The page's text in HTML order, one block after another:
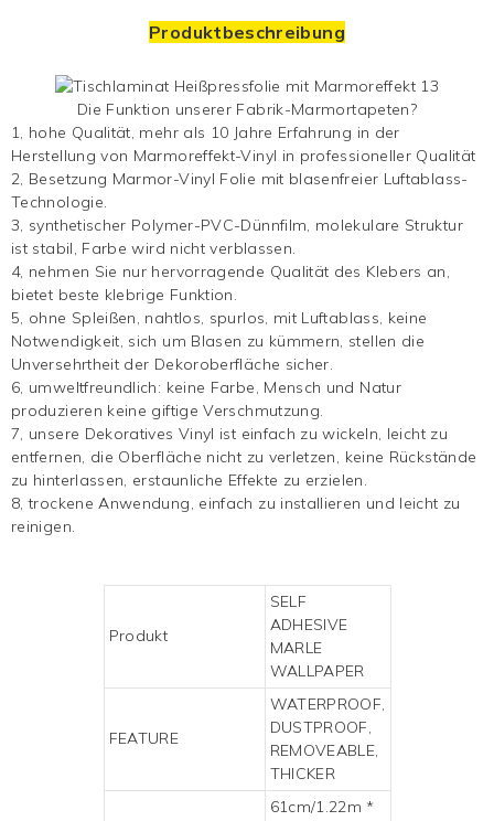
Produktbeschreibung
Die Funktion unserer Fabrik-Marmortapeten?
1, hohe Qualität, mehr als 10 Jahre Erfahrung in der
Herstellung von Marmoreffekt-Vinyl in professioneller Qualität
2, Besetzung Marmor-Vinyl Folie mit blasenfreier Luftablass-
Technologie.
3, synthetischer Polymer-PVC-Dünnfilm, molekulare Struktur
ist stabil, Farbe wird nicht verblassen.
4, nehmen Sie nur hervorragende Qualität des Klebers an,
bietet beste klebrige Funktion.
5, ohne Spleißen, nahtlos, spurlos, mit Luftablass, keine
Notwendigkeit, sich um Blasen zu kümmern, stellen die
Unversehrtheit der Dekoroberfläche sicher.
6, umweltfreundlich: keine Farbe, Mensch und Natur
produzieren keine giftige Verschmutzung.
7, unsere Dekoratives Vinyl ist einfach zu wickeln, leicht zu
entfernen, die Oberfläche nicht zu verletzen, keine Rückstände
zu hinterlassen, erstaunliche Effekte zu erzielen.
8, trockene Anwendung, einfach zu installieren und leicht zu
reinigen.
Produkt
SELF
ADHESIVE
MARLE
WALLPAPER
FEATURE
WATERPROOF,
DUSTPROOF,
REMOVEABLE,
THICKER
61cm/1.22m *